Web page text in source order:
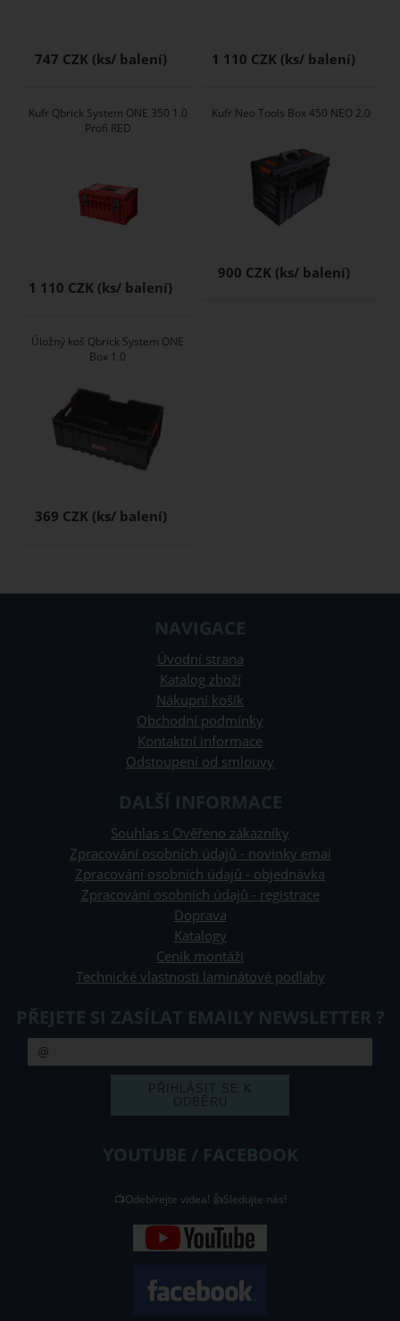
747 CZK 1 110 CZK
Kufr Qbrick System ONE 350 1.0
Profi RED
1 110 CZK
Kufr Neo Tools Box 450 NEO 2.0
900 CZK
Úložný koš Qbrick System ONE
Box 1.0
369 CZK
NAVIGACE
Úvodní strana
Katalog zboží
Nákupní košík
Obchodní podmínky
Kontaktní informace
Odstoupení od smlouvy
DALŠÍ INFORMACE
Souhlas s Ověřeno zákazníky
Zpracování osobních údajů - novinky emai
Zpracování osobních údajů - objednávka
Zpracování osobních údajů - registrace
Doprava
Katalogy
Ceník montáží
Technické vlastnosti laminátové podlahy
PŘEJETE SI ZASÍLAT EMAILY NEWSLETTER ?
YOUTUBE / FACEBOOK
📺Odebírejte videa! 👍Sledujte nás!